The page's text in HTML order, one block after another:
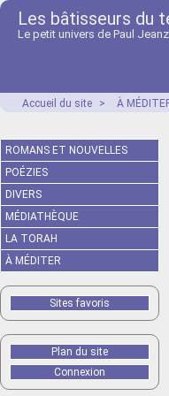
Les bâtisseurs du
Le petit univers de Paul
Accueil du site > À
ROMANS ET NOUVELLES
POÉZIES
DIVERS
MÉDIATHÈQUE
LA TORAH
À MÉDITER
Sites favoris
Plan du site
Connexion